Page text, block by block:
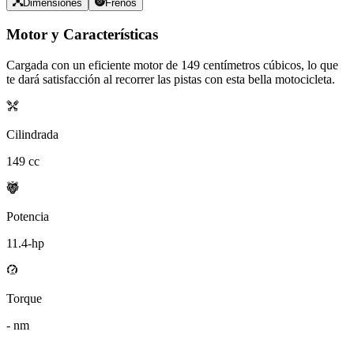
Dimensiones
Frenos
Motor y Características
Cargada con un eficiente motor de 149 centímetros cúbicos, lo que
te dará satisfacción al recorrer las pistas con esta bella motocicleta.
Cilindrada
149 cc
Potencia
11.4-hp
Torque
- nm